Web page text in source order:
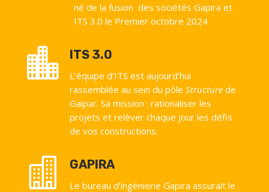
né de la fusion des sociétés Gapira et
ITS 3.0 le Premier octobre 2024
 ITS 3.0
L’équipe d’ITS est aujourd’hui
rassemblée au sein du pôle Structure de
Gaipar. Sa mission : rationaliser les
projets et relèver chaque jour les défis
de vos constructions.
 GAPIRA
Le bureau d’ingénierie Gapira assurait le